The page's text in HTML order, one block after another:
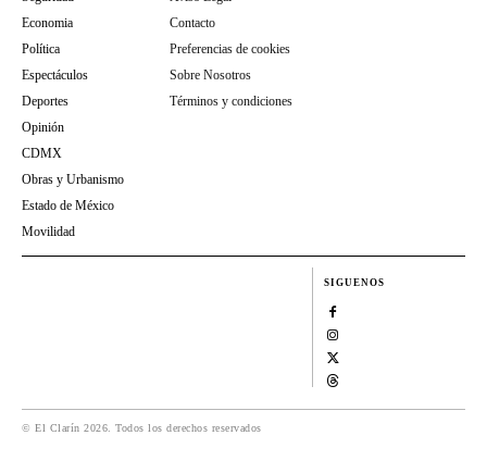
Economia
Política
Espectáculos
Deportes
Opinión
CDMX
Obras y Urbanismo
Estado de México
Movilidad
Contacto
Preferencias de cookies
Sobre Nosotros
Términos y condiciones
SIGUENOS
© El Clarín 2026. Todos los derechos reservados